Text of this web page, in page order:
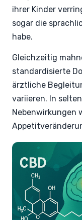
ihrer Kinder
sogar die
habe.
Gleichzeitig
standardisierte
ärztliche
variieren. In
Nebenwirkungen